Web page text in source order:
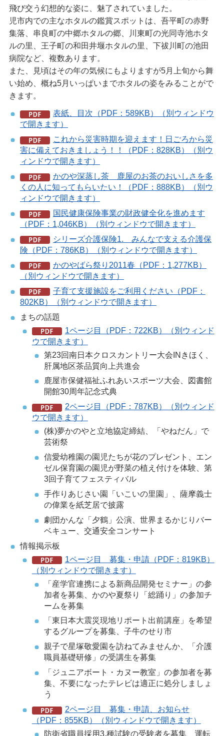
飛び交う幻想的な姿に、魅了されていました。
児市内での主なホタルの鑑賞スポットは、吾平町の赤野
集落、串良町の中郷ホタルの郷、川東町の光同寺池ホタ
ルの里、王子町の和田井堰ホタルの里、下祓川町の池田
病院など、複数あります。
また、見頃はその年の気候にもよりますが5月上旬から舞
い始め、概ね5月いっぱいまでホタルの姿をみることがで
きます。
表紙、目次（PDF：589KB）（別ウィンドウ
で開きます）
これから災害時期を迎えます！日ごろから災
害に備えておきましょう！！（PDF：828KB）（別ウ
ィンドウで開きます）
かのや深蒸し茶 鹿屋のお茶のおいしさを多
くの人に知ってもらいたい！（PDF：888KB）（別ウ
ィンドウで開きます）
国民健康保険事業の財政健全化を進めます
（PDF：1,046KB）（別ウィンドウで開きます）
シリーズ介護保険1. みんなで支える介護保
険（PDF：786KB）（別ウィンドウで開きます）
かのやばら祭り2011春（PDF：1,277KB）
（別ウィンドウで開きます）
子育て支援施設をご利用ください（PDF：
802KB）（別ウィンドウで開きます）
まちの話題
1ページ目（PDF：722KB）（別ウィンド
ウで開きます）
第23回南日本クロスカントリー大会INきほく、
肝属地区茶品質向上共進会
鹿屋市保健福祉ふれあいスポーツ大会、図書館
開館30周年記念式典
2ページ目（PDF：787KB）（別ウィンド
ウで開きます）
(株)夢かのやと立地協定締結、「やねだん」で
芸術祭
信愛幼稚園の園児たちが花のプレゼント、エン
ゼル保育園の園児が野菜の植え付けを体験、第
3回子育てフェスティバル
手作りあじさい園「いこいの里園」、薩摩義士
の偉業を紙芝居で披露
劇団かんな「夕鶴」公演、世界まるかじりバー
ベキュー、交通安全コンサート
情報掲示板
1ページ目 募集・申請（PDF：819KB）
（別ウィンドウで開きます）
「産学官連携による新商品開発セミナー」の参
加者を募集、かのや夏祭り「総踊り」の参加チ
ームを募集
「東日本大震災現地リポート出前講座」を希望
するグループを募集、子牛のせり市
親子で星塚敬愛園を訪ねてみませんか、「介護
職員基礎研修」の受講生を募集
「ジュニアボート・カヌー教室」の参加者を募
集、不要になったテレビは適正に処分しましょ
う
2ページ目 募集・申請、お知らせ
（PDF：855KB）（別ウィンドウで開きます）
防衛省職員採用3.種試験の受験者を募集、運転